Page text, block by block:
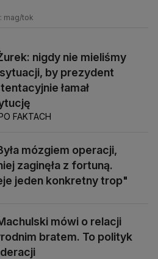
mag/tok
nigdy nie mieliśmy
by prezydent
łamał
FAKTACH
mózgiem operacji,
zaginęła z fortuną.
jeden konkretny trop"
mówi o relacji
bratem. To polityk